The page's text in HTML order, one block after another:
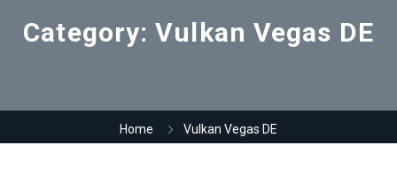
Category:Vulkan Vegas DE
Home Vulkan Vegas DE